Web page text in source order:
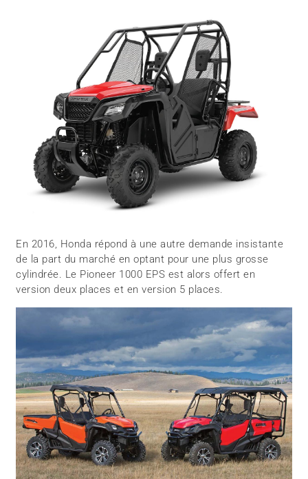
En 2016, Honda répond à une autre demande insistante
de la part du marché en optant pour une plus grosse
cylindrée. Le Pioneer 1000 EPS est alors offert en
version deux places et en version 5 places.